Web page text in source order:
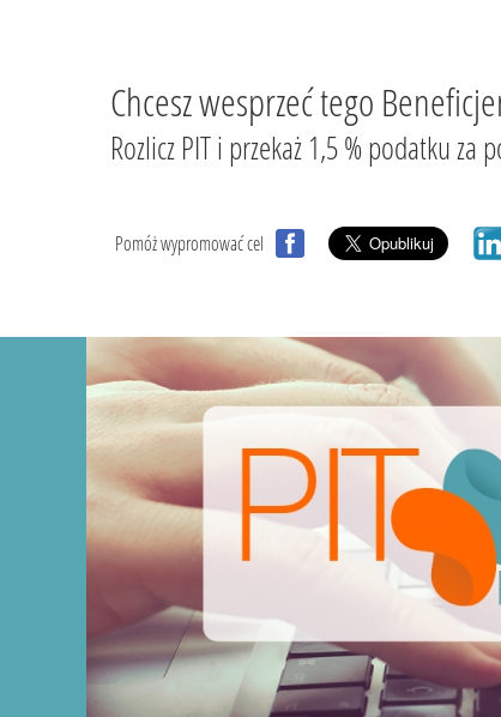
Chcesz wesprzeć tego
Rozlicz PIT i przekaż 1,5 % podatku
Pomóż wypromować cel